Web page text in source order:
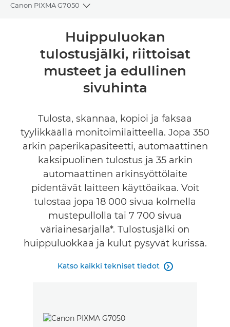
Canon PIXMA G7050
Toggle breadcrumbs
Tekniset tiedot
Huippuluokan
tulostusjälki, riittoisat
musteet ja edullinen
sivuhinta
Tulosta, skannaa, kopioi ja faksaa
tyylikkäällä monitoimilaitteella. Jopa 350
arkin paperikapasiteetti, automaattinen
kaksipuolinen tulostus ja 35 arkin
automaattinen arkinsyöttölaite
pidentävät laitteen käyttöaikaa. Voit
tulostaa jopa 18 000 sivua kolmella
mustepullolla tai 7 700 sivua
väriainesarjalla*. Tulostusjälki on
huippuluokkaa ja kulut pysyvät kurissa.
Katso kaikki tekniset tiedot 